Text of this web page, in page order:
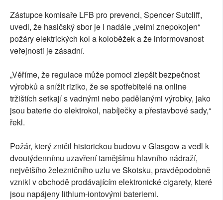
Zástupce komisaře LFB pro prevenci, Spencer Sutcliff,
uvedl, že hasičský sbor je i nadále „velmi znepokojen“
požáry elektrických kol a koloběžek a že informovanost
veřejnosti je zásadní.
„Věříme, že regulace může pomoci zlepšit bezpečnost
výrobků a snížit riziko, že se spotřebitelé na online
tržištích setkají s vadnými nebo padělanými výrobky, jako
jsou baterie do elektrokol, nabíječky a přestavbové sady,“
řekl.
Požár, který zničil historickou budovu v Glasgow a vedl k
dvoutýdennímu uzavření tamějšímu hlavního nádraží,
největšího železničního uzlu ve Skotsku, pravděpodobně
vznikl v obchodě prodávajícím elektronické cigarety, které
jsou napájeny lithium-iontovými bateriemi.